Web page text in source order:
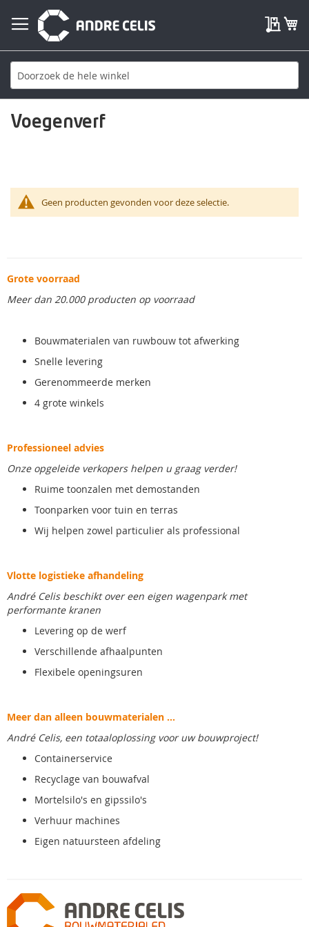
My
Voegenverf
Geen producten gevonden voor deze selectie.
Grote voorraad
Meer dan 20.000 producten op voorraad
Bouwmaterialen van ruwbouw tot afwerking
Snelle levering
Gerenommeerde merken
4 grote winkels
Professioneel advies
Onze opgeleide verkopers helpen u graag verder!
Ruime toonzalen met demostanden
Toonparken voor tuin en terras
Wij helpen zowel particulier als professional
Vlotte logistieke afhandeling
André Celis beschikt over een eigen wagenpark met
performante kranen
Levering op de werf
Verschillende afhaalpunten
Flexibele openingsuren
Meer dan alleen bouwmaterialen ...
André Celis, een totaaloplossing voor uw bouwproject!
Containerservice
Recyclage van bouwafval
Mortelsilo's en gipssilo's
Verhuur machines
Eigen natuursteen afdeling